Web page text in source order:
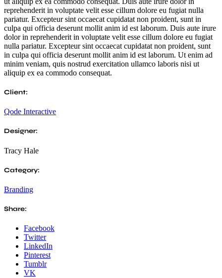
reprehenderit in voluptate velit esse cillum dolore eu fugiat nulla
pariatur. Excepteur sint occaecat cupidatat non proident, sunt in
culpa qui officia deserunt mollit anim id est laborum. Duis aute irure
dolor in reprehenderit in voluptate velit esse cillum dolore eu fugiat
nulla pariatur. Excepteur sint occaecat cupidatat non proident, sunt
in culpa qui officia deserunt mollit anim id est laborum. Ut enim ad
minim veniam, quis nostrud exercitation ullamco laboris nisi ut
aliquip ex ea commodo consequat.
Client:
Qode Interactive
Designer:
Tracy Hale
Category:
Branding
Share:
Facebook
Twitter
LinkedIn
Pinterest
Tumblr
VK